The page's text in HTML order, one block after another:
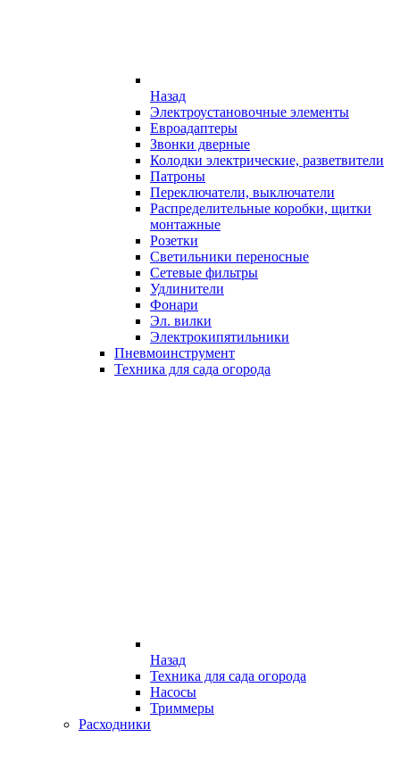
Назад
Электроустановочные элементы
Евроадаптеры
Звонки дверные
Колодки электрические, разветвители
Патроны
Переключатели, выключатели
Распределительные коробки, щитки
монтажные
Розетки
Светильники переносные
Сетевые фильтры
Удлинители
Фонари
Эл. вилки
Электрокипятильники
Пневмоинструмент
Техника для сада огорода
Назад
Техника для сада огорода
Насосы
Триммеры
Расходники